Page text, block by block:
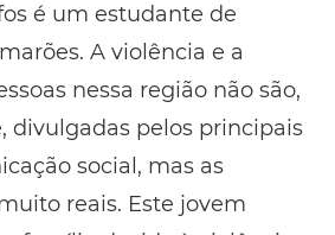
é um estudante de
A violência e a
nessa região não são,
divulgadas pelos principais
social, mas as
reais. Este jovem